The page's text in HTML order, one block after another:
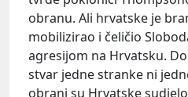
obranu. Ali hrvatske je
mobilizirao i čeličio
agresijom na Hrvatsku.
stvar jedne stranke ni
obrani su Hrvatske